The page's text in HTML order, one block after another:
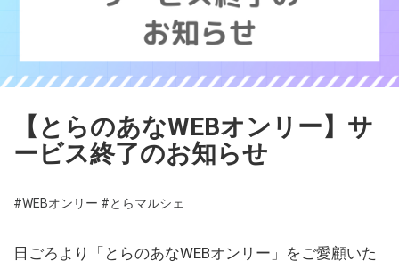
【とらのあなWEBオンリー】サ
ービス終了のお知らせ
#WEBオンリー #とらマルシェ
日ごろより「とらのあなWEBオンリー」をご愛顧いた